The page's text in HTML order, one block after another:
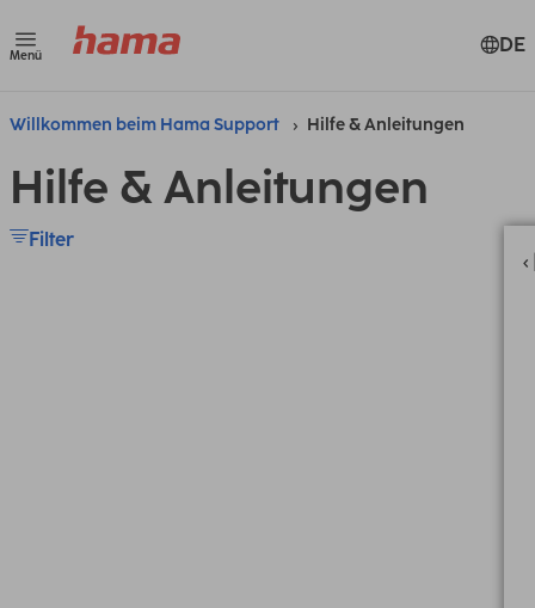
Menü DE
Willkommen beim Hama Support Hilfe & Anleitungen
Hilfe & Anleitungen
Filter